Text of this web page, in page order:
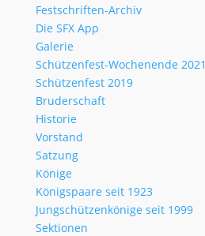
Festschriften-Archiv
Die SFX App
Galerie
Schützenfest-Wochenende 2021
Schützenfest 2019
Bruderschaft
Historie
Vorstand
Satzung
Könige
Königspaare seit 1923
Jungschützenkönige seit 1999
Sektionen